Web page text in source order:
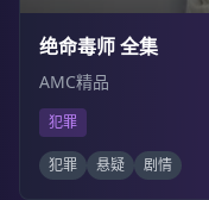
绝命毒师 全集
AMC精品
犯罪
犯罪 悬疑 剧情